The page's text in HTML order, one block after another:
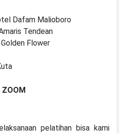
Dafam Malioboro
Tendean
Flower
ZOOM
pelatihan bisa kami